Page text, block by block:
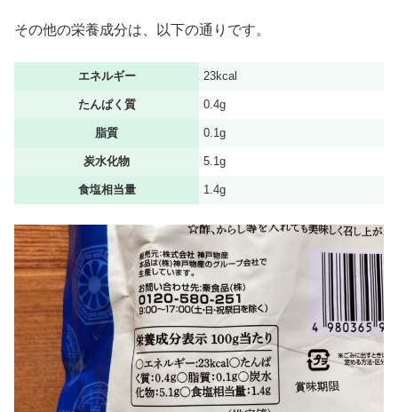
その他の栄養成分は、以下の通りです。
エネルギー 23kcal
たんぱく質 0.4g
脂質 0.1g
炭水化物 5.1g
食塩相当量 1.4g